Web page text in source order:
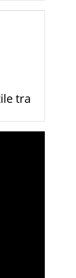
consegna
la
tra